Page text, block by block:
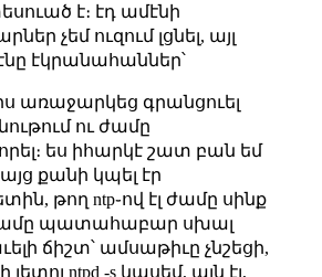
է։ էդ ամէնի
չեմ ուզում լցնել, այլ
էկրանահաններ՝
առաջարկեց գրանցուել
ու ժամը
ես իհարկէ շատ բան եմ
քանի կպել էր
թող ntp֊ով էլ ժամը սինք
պատահաբար սխալ
ճիշտ՝ ամսաթիւը չնշեցի,
ntpd -s կասեմ, այն էլ,